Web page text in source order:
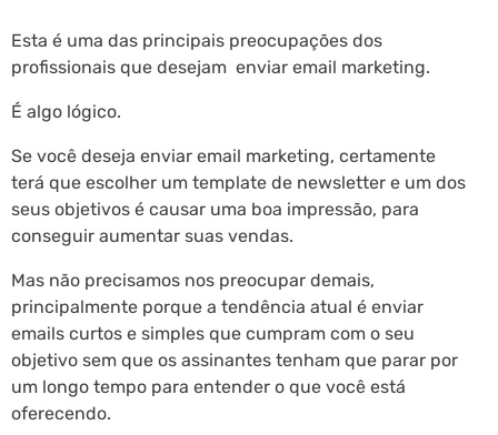
Esta é uma das principais preocupações dos
profissionais que desejam enviar email marketing.
É algo lógico.
Se você deseja enviar email marketing, certamente
terá que escolher um template de newsletter e um dos
seus objetivos é causar uma boa impressão, para
conseguir aumentar suas vendas.
Mas não precisamos nos preocupar demais,
principalmente porque a tendência atual é enviar
emails curtos e simples que cumpram com o seu
objetivo sem que os assinantes tenham que parar por
um longo tempo para entender o que você está
oferecendo.